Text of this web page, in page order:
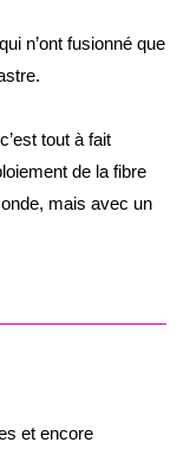
n’ont fusionné que
tout à fait
de la fibre
mais avec un
et encore